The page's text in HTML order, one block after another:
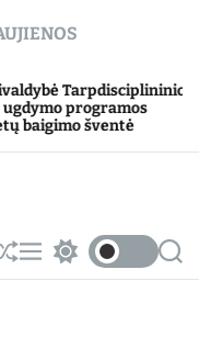
garbanų kepsnių
M
e w
S
e